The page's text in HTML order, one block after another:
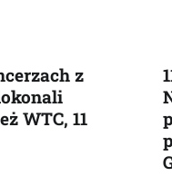
z
WTC, 11